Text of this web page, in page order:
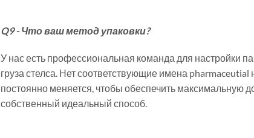
Q9 - Что ваш метод упаковки?
У нас есть профессиональная команда для настройки
груза стелса. Нет соответствующие имена pharmaceutial
постоянно меняется, чтобы обеспечить максимальную
собственный идеальный способ.